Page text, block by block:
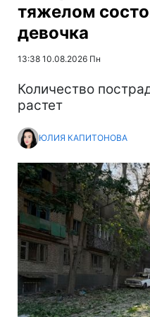
тяжелом
девочка
13:38 10.08.2026 Пн
Количество
растет
ЮЛИЯ КАПИТОНОВА